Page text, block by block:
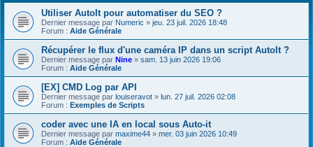
Utiliser AutoIt pour automatiser du SEO ?
Dernier message par Numeric » jeu. 23 juil. 2026 18:48
Forum : Aide Générale
Récupérer le flux d'une caméra IP dans un script AutoIt ?
Dernier message par Nine » sam. 13 juin 2026 19:06
Forum : Aide Générale
[EX] CMD Log par API
Dernier message par louiseravot » lun. 27 juil. 2026 02:08
Forum : Exemples de Scripts
coder avec une IA en local sous Auto-it
Dernier message par maxime44 » mer. 03 juin 2026 10:49
Forum : Aide Générale